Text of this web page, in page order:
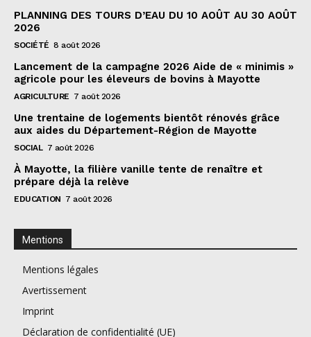
PLANNING DES TOURS D’EAU DU 10 AOÛT AU 30 AOÛT
2026
SOCIÉTÉ 8 août 2026
Lancement de la campagne 2026 Aide de « minimis »
agricole pour les éleveurs de bovins à Mayotte
AGRICULTURE 7 août 2026
Une trentaine de logements bientôt rénovés grâce
aux aides du Département-Région de Mayotte
SOCIAL 7 août 2026
À Mayotte, la filière vanille tente de renaître et
prépare déjà la relève
EDUCATION 7 août 2026
Mentions
Mentions légales
Avertissement
Imprint
Déclaration de confidentialité (UE)